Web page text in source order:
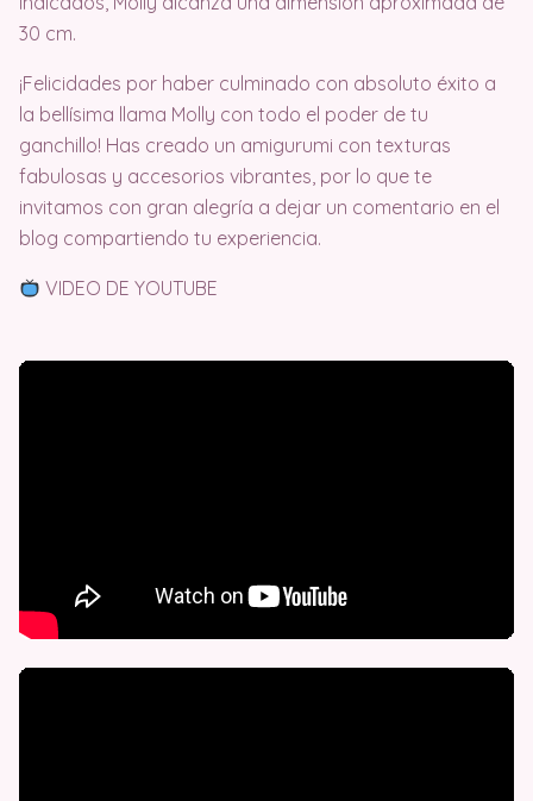
30 cm.
¡Felicidades por haber culminado con absoluto éxito a
la bellísima llama Molly con todo el poder de tu
ganchillo! Has creado un amigurumi con texturas
fabulosas y accesorios vibrantes, por lo que te
invitamos con gran alegría a dejar un comentario en el
blog compartiendo tu experiencia.
VIDEO DE YOUTUBE